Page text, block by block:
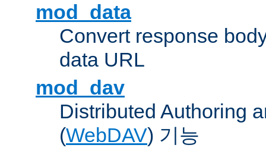
mod_data
Convert response
data URL
mod_dav
Distributed Authoring
(WebDAV) 기능